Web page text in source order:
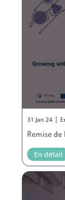
31 Jan 24|
Remise de
En détail